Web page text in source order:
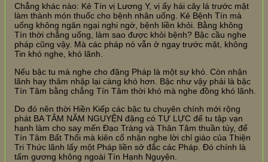
Chẳng khác nào: Kẻ Tín vị Lương Y, vị ấy hái cây lá trước mặt
làm thành món thuốc cho bệnh nhân uống. Kẻ Bệnh Tín mà
uống không ngăn ngại nghi ngờ, bệnh liền khỏi. Bằng không
Tín thời chẳng uống, làm sao được khỏi bệnh? Bậc cầu nghe
pháp cũng vậy. Mà các pháp nó vẫn ở ngay trước mặt, không
Tin khó nghe, khó lãnh.
Nếu bậc tu mà nghe cho đặng Pháp là một sự khó. Còn nhận
lãnh hay thâm nhập lại càng khó hơn. Bậc như vậy phải là bậc
Tín Tâm bằng chẳng Tín Tâm thời khó mà nghe đồng khó lãnh.
Do đó nên thời Hiền Kiếp các bậc tu chuyên chính mới rộng
phát BA TÂM NĂM NGUYỆN đặng có TỰ LỰC để tu tập vạn
hạnh làm cho say mến Đạo Tràng và Thân Tâm thuần túy, để
Tín Tâm Bất Thối mà kiên cố nhận nghe lời chỉ giáo của Thiện
Tri Thức lãnh lấy một Pháp liền sở đắc các Pháp. Đó chính là
tấm gương không ngoài Tín Hạnh Nguyện.